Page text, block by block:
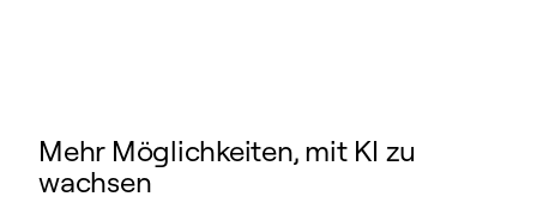
Mehr Möglichkeiten, mit KI zu
wachsen